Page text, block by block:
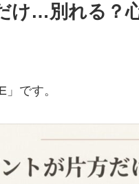
け…別れる？
です。